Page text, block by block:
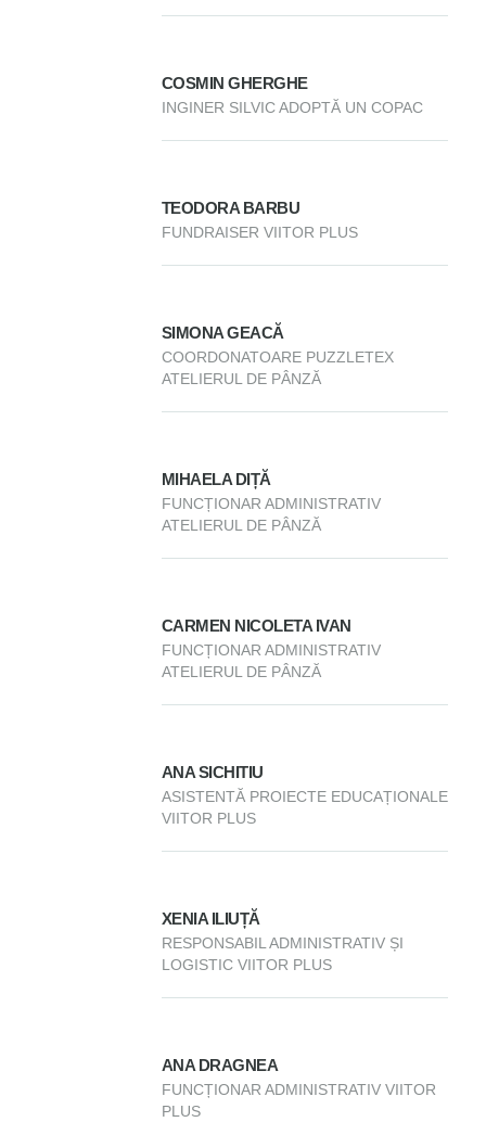
COSMIN GHERGHE
INGINER SILVIC ADOPTĂ UN COPAC
TEODORA BARBU
FUNDRAISER VIITOR PLUS
SIMONA GEACĂ
COORDONATOARE PUZZLETEX
ATELIERUL DE PÂNZĂ
MIHAELA DIȚĂ
FUNCȚIONAR ADMINISTRATIV
ATELIERUL DE PÂNZĂ
CARMEN NICOLETA IVAN
FUNCȚIONAR ADMINISTRATIV
ATELIERUL DE PÂNZĂ
ANA SICHITIU
ASISTENTĂ PROIECTE EDUCAȚIONALE
VIITOR PLUS
XENIA ILIUȚĂ
RESPONSABIL ADMINISTRATIV ȘI
LOGISTIC VIITOR PLUS
ANA DRAGNEA
FUNCȚIONAR ADMINISTRATIV VIITOR
PLUS